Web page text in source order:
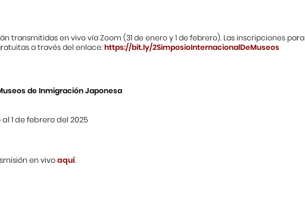
transmitidas en vivo vía Zoom (31 de enero y 1 de febrero). Las inscripciones para
a través del enlace:https://bit.ly/2SimposioInternacionalDeMuseos
de Inmigración Japonesa
1 de febrero del 2025
en vivoaquí.